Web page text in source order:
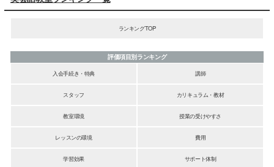
ランキングTOP
評価項目別ランキング
入会手続き・特典
講師
スタッフ カリキュラム・教材
教室環境 授業の受けやすさ
レッスンの環境 費用
学習効果 サポート体制